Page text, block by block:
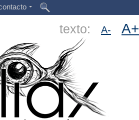
texto: A- A+